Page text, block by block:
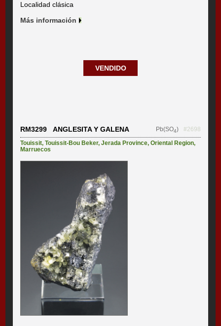
Localidad clásica
Más información
VENDIDO
RM3299 ANGLESITA Y GALENA Pb(SO4)
#2698
Touissit,Touissit-Bou Beker,Jerada Province,Oriental Region,
Marruecos